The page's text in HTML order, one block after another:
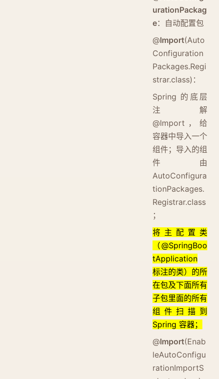
urationPackag
e：自动配置包
@Import(Auto
Configuration
Packages.Regi
strar.class)：
Spring 的底层
注解
@Import，给
容器中导入一个
组件；导入的组
件由
AutoConfigura
tionPackages.
Registrar.class
；
将主配置类
（@SpringBoo
tApplication
标注的类）的所
在包及下面所有
子包里面的所有
组件扫描到
Spring 容器；
@Import(Enab
leAutoConfigu
rationImportS